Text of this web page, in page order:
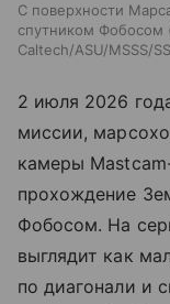
С поверхности
спутником Фобосом
Caltech/ASU/MSSS/
2 июля 2026
миссии,
камеры
прохождение
Фобосом. На
выглядит как
по диагонали и